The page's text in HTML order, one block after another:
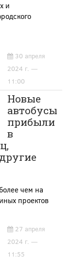
и
30 апреля
2024 г. —
11:00
Новые
автобусы
прибыли
в
чем на
проектов
27 апреля
2024 г. —
11:55